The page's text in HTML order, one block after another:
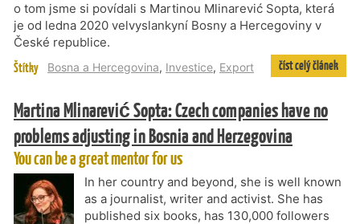
o tom jsme si povídali s Martinou Mlinarević Sopta, která
je od ledna 2020 velvyslankyní Bosny a Hercegoviny v
České republice.
Štítky Bosna a Hercegovina, Investice, Export číst celý článek
Martina Mlinarević Sopta: Czech companies have no
problems adjusting in Bosnia and Herzegovina
You can be a great mentor for us
In her country and beyond, she is well known
as a journalist, writer and activist. She has
published six books, has 130,000 followers